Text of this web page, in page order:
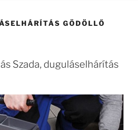
GÖDÖLLŐ
Szada, duguláselhárítás